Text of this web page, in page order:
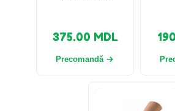
375.00 MDL
Precomandă